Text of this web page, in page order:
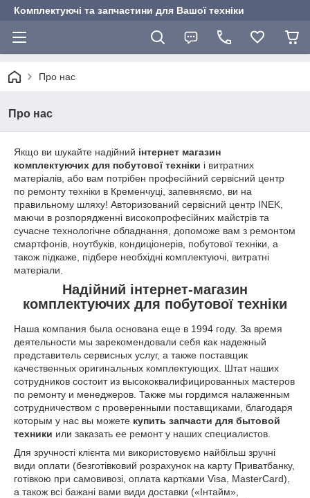
Комплектуючі та запчастини для Вашої техніки
Про нас
Про нас
Якщо ви шукайте надійний інтернет магазин
комплектуючих для побутової техніки і витратних
матеріалів, або вам потрібен професійний сервісний центр
по ремонту техніки в Кременчуці, запевняємо, ви на
правильному шляху! Авторизований сервісний центр INEK,
маючи в розпорядженні високопрофесійних майстрів та
сучасне технологічне обладнання, допоможе вам з ремонтом
смартфонів, ноутбуків, кондиціонерів, побутової техніки, а
також підкаже, підбере необхідні комплектуючі, витратні
матеріали.
Надійний інтернет-магазин
комплектуючих для побутової техніки
Наша компания была основана еще в 1994 году. За время
деятельности мы зарекомендовали себя как надежный
представитель сервисных услуг, а также поставщик
качественных оригинальных комплектующих. Штат наших
сотрудников состоит из высококвалифицированных мастеров
по ремонту и менеджеров. Также мы гордимся налаженным
сотрудничеством с проверенными поставщиками, благодаря
которым у нас вы можете купить запчасти для бытовой
техники или заказать ее ремонт у наших специалистов.
Для зручності клієнта ми використовуємо найбільш зручні
види оплати (безготівковий розрахунок на карту Приватбанку,
готівкою при самовивозі, оплата картками Visa, MasterCard),
а також всі бажані вами види доставки («Інтайм»,